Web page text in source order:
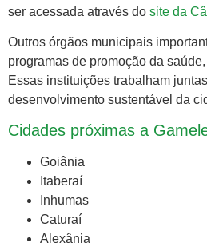
ser acessada através do site da
Outros órgãos municipais
programas de promoção da
Essas instituições trabalham
desenvolvimento sustentável da
Cidades próximas a
Goiânia
Itaberaí
Inhumas
Caturaí
Alexânia